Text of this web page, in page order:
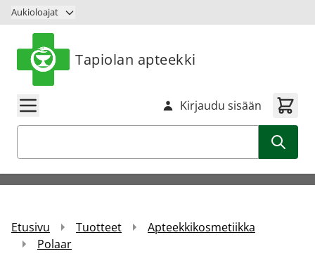
Siirry sisältöön
Aukioloajat
Tapiolan apteekki
Kirjaudu sisään
Etusivu Tuotteet
Apteekkikosmetiikka
Polaar